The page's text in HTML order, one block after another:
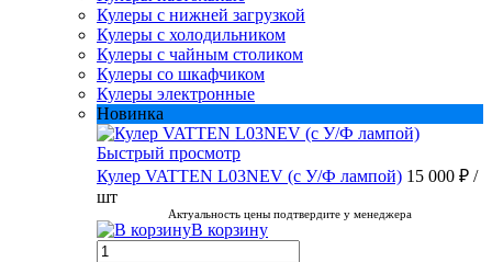
Кулеры с нижней загрузкой
Кулеры с холодильником
Кулеры с чайным столиком
Кулеры со шкафчиком
Кулеры электронные
Новинка
Быстрый просмотр
Кулер VATTEN L03NEV (с У/Ф лампой) 15 000 ₽ /
шт
Актуальность цены подтвердите у менеджера
В корзину